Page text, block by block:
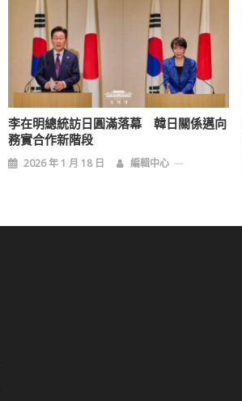
李在明總統訪日圓滿落幕 韓日關係邁向
務實合作新階段
2026 年 1 月 18 日 編輯中心